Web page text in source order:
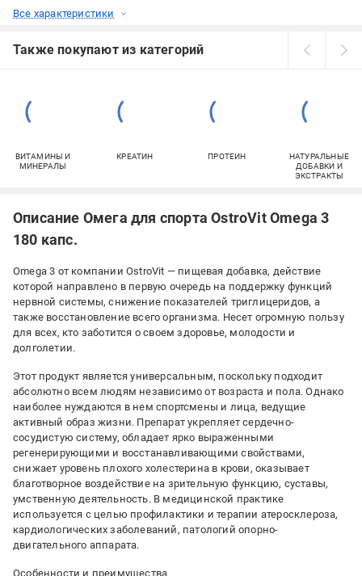
Все характеристики
Также покупают из категорий
ВИТАМИНЫ И
МИНЕРАЛЫ
КРЕАТИН ПРОТЕИН
НАТУРАЛЬНЫЕ
ДОБАВКИ И
ЭКСТРАКТЫ
Описание Омега для спорта OstroVit Omega 3
180 капс.
Omega 3 от компании OstroVit — пищевая добавка, действие
которой направлено в первую очередь на поддержку функций
нервной системы, снижение показателей триглицеридов, а
также восстановление всего организма. Несет огромную пользу
для всех, кто заботится о своем здоровье, молодости и
долголетии.
Этот продукт является универсальным, поскольку подходит
абсолютно всем людям независимо от возраста и пола. Однако
наиболее нуждаются в нем спортсмены и лица, ведущие
активный образ жизни. Препарат укрепляет сердечно-
сосудистую систему, обладает ярко выраженными
регенерирующими и восстанавливающими свойствами,
снижает уровень плохого холестерина в крови, оказывает
благотворное воздействие на зрительную функцию, суставы,
умственную деятельность. В медицинской практике
используется с целью профилактики и терапии атеросклероза,
кардиологических заболеваний, патологий опорно-
двигательного аппарата.
Особенности и преимущества